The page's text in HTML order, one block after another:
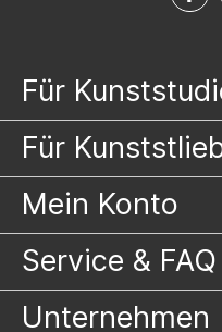
Für
Für
Mein Konto
Service & FAQ
Unternehmen